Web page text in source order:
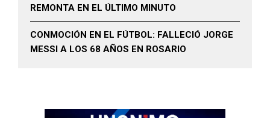
REMONTA EN EL ÚLTIMO MINUTO
CONMOCIÓN EN EL FÚTBOL: FALLECIÓ JORGE
MESSI A LOS 68 AÑOS EN ROSARIO